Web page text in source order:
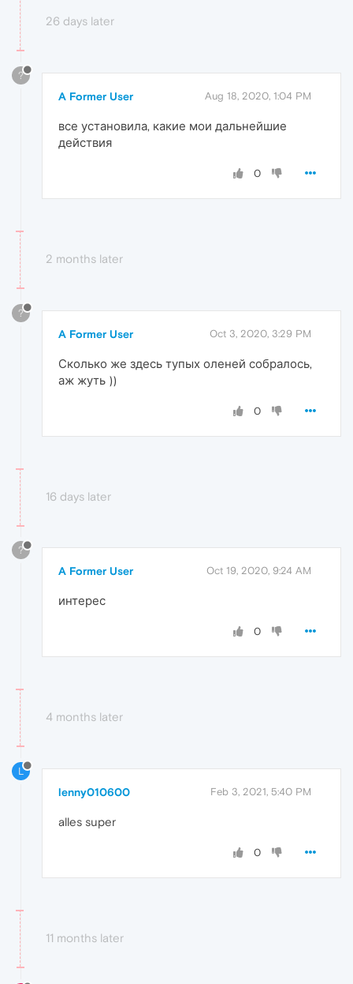
26 days later
?
A Former User Aug 18, 2020, 1:04 PM
все установила, какие мои дальнейшие
действия
0
2 months later
?
A Former User Oct 3, 2020, 3:29 PM
Сколько же здесь тупых оленей собралось,
аж жуть ))
0
16 days later
?
A Former User Oct 19, 2020, 9:24 AM
интерес
0
4 months later
L
lenny010600 Feb 3, 2021, 5:40 PM
alles super
0
11 months later